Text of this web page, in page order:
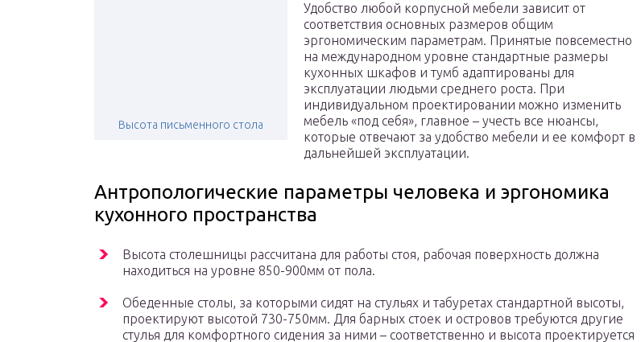
Высота письменного стола
Удобство любой корпусной мебели зависит от
соответствия основных размеров общим
эргономическим параметрам. Принятые повсеместно
на международном уровне стандартные размеры
кухонных шкафов и тумб адаптированы для
эксплуатации людьми среднего роста. При
индивидуальном проектировании можно изменить
мебель «под себя», главное – учесть все нюансы,
которые отвечают за удобство мебели и ее комфорт в
дальнейшей эксплуатации.
Антропологические параметры человека и эргономика
кухонного пространства
Высота столешницы рассчитана для работы стоя, рабочая поверхность должна
находиться на уровне 850-900мм от пола.
Обеденные столы, за которыми сидят на стульях и табуретах стандартной высоты,
проектируют высотой 730-750мм. Для барных стоек и островов требуются другие
стулья для комфортного сидения за ними – соответственно и высота проектируется